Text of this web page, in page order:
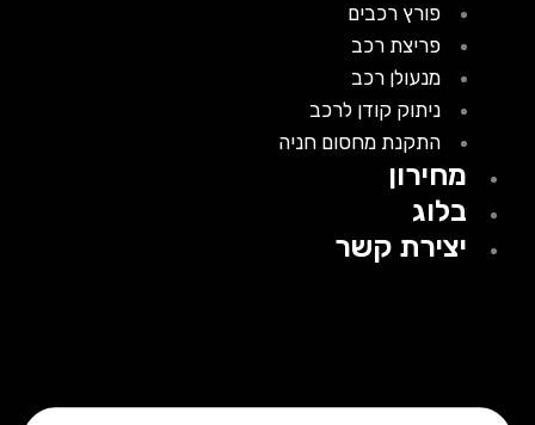
פורץ רכבים
פריצת רכב
מנעולן רכב
ניתוק קודן לרכב
התקנת מחסום חניה
מחירון
בלוג
יצירת קשר